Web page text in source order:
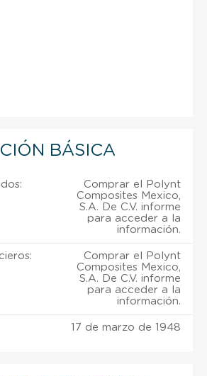
BÁSICA
Comprar el Polynt
Composites Mexico,
S.A. De C.V. informe
para acceder a la
información.
Comprar el Polynt
Composites Mexico,
S.A. De C.V. informe
para acceder a la
información.
17 de marzo de 1948